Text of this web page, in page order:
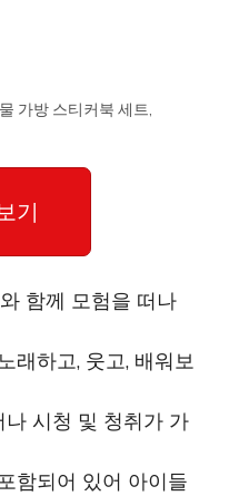
가방 스티커북 세트,
기
함께 모험을 떠나
래하고, 웃고, 배워보
시청 및 청취가 가
함되어 있어 아이들